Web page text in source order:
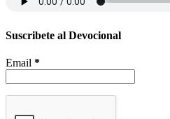
Suscribete al Devocional
Email *